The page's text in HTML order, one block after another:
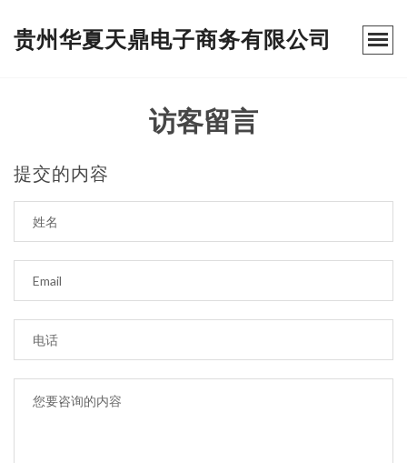
贵州华夏天鼎电子商务有限公司
访客留言
提交的内容